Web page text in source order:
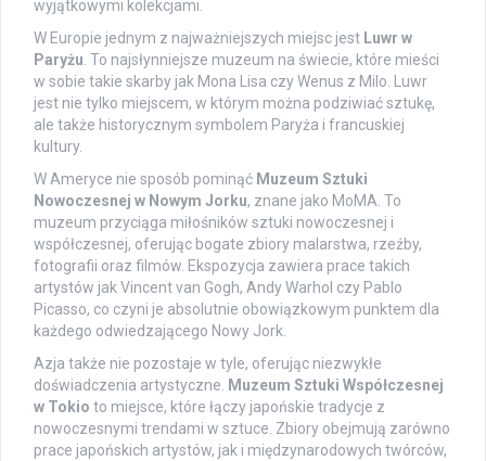
wyjątkowymi kolekcjami.
W Europie jednym z najważniejszych miejsc jest Luwr w
Paryżu . To najsłynniejsze muzeum na świecie, które mieści
w sobie takie skarby jak Mona Lisa czy Wenus z Milo. Luwr
jest nie tylko miejscem, w którym można podziwiać sztukę,
ale także historycznym symbolem Paryża i francuskiej
kultury.
W Ameryce nie sposób pominąć Muzeum Sztuki
Nowoczesnej w Nowym Jorku, znane jako MoMA. To
muzeum przyciąga miłośników sztuki nowoczesnej i
współczesnej, oferując bogate zbiory malarstwa, rzeźby,
fotografii oraz filmów. Ekspozycja zawiera prace takich
artystów jak Vincent van Gogh, Andy Warhol czy Pablo
Picasso, co czyni je absolutnie obowiązkowym punktem dla
każdego odwiedzającego Nowy Jork.
Azja także nie pozostaje w tyle, oferując niezwykłe
doświadczenia artystyczne.
Muzeum Sztuki Współczesnej
w Tokio to miejsce, które łączy japońskie tradycje z
nowoczesnymi trendami w sztuce. Zbiory obejmują zarówno
prace japońskich artystów, jak i międzynarodowych twórców,